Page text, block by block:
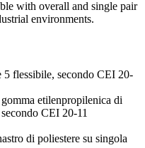
with overall and single pair
environments.
5 flessibile, secondo CEI 20-
etilenpropilenica di
CEI 20-11
di poliestere su singola